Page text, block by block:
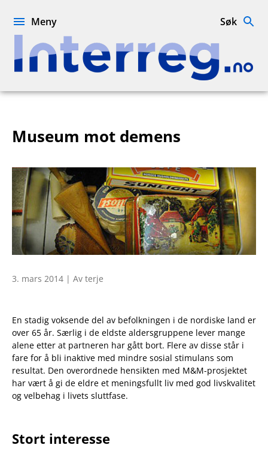
Interreg.no
Meny Søk
Museum mot demens
3. mars 2014 | Av terje
En stadig voksende del av befolkningen i de nordiske land er
over 65 år. Særlig i de eldste aldersgruppene lever mange
alene etter at partneren har gått bort. Flere av disse står i
fare for å bli inaktive med mindre sosial stimulans som
resultat. Den overordnede hensikten med M&M-prosjektet
har vært å gi de eldre et meningsfullt liv med god livskvalitet
og velbehag i livets sluttfase.
Stort interesse